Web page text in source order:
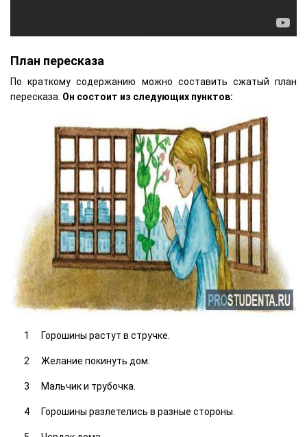
План пересказа
По краткому содержанию можно составить сжатый план
пересказа. Он состоит из следующих пунктов:
Горошины растут в стручке.
Желание покинуть дом.
Мальчик и трубочка.
Горошины разлетелись в разные стороны.